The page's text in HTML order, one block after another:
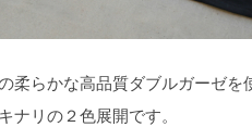
柔らかな高品質ダブルガーゼ
ナリの２色展開です。